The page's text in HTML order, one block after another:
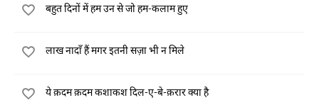
बहुत दिनों में हम उन से जो हम-कलाम हुए
लाख नादाँ हैं मगर इतनी सज़ा भी न मिले
ये क़दम क़दम कशाकश दिल-ए-बे-क़रार क्या है